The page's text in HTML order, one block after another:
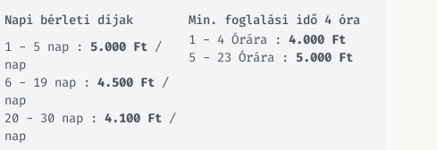
Napi bérleti díjak
1 - 5 nap : 5.000 Ft /
nap
6 - 19 nap : 4.500 Ft /
nap
20 - 30 nap : 4.100 Ft /
nap
Min. foglalási idő 4 óra
1 - 4 Órára : 4.000 Ft
5 - 23 Órára : 5.000 Ft